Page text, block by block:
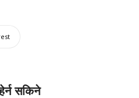
सकिने